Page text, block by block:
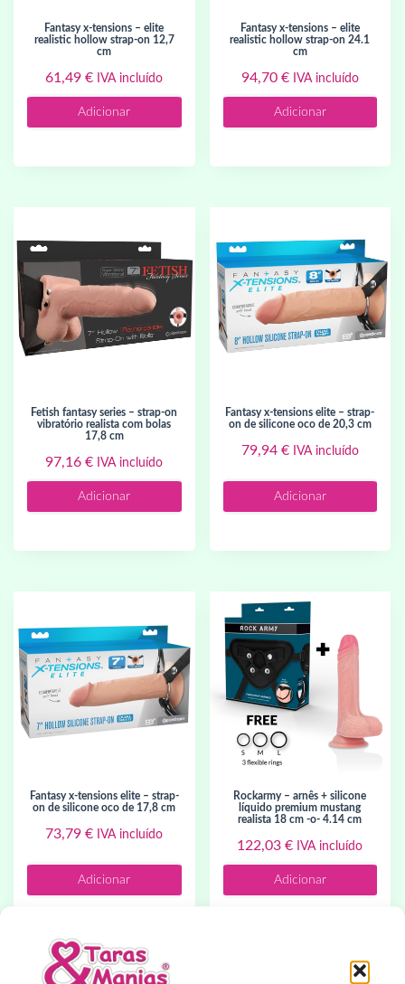
fantasy x-tensions – elite
realistic hollow strap-on 12,7
cm
61,49€ IVA incluído
Adicionar
fantasy x-tensions – elite
realistic hollow strap-on 24.1
cm
94,70 € IVA incluído
Adicionar
fetish fantasy series – strap-on
vibratório realista com bolas
17,8 cm
97,16€ IVA incluído
Adicionar
fantasy x-tensions elite – strap-
on de silicone oco de 20,3 cm
79,94 € IVA incluído
Adicionar
fantasy x-tensions elite – strap-
on de silicone oco de 17,8 cm
73,79€ IVA incluído
Adicionar
rockarmy – arnês + silicone
líquido premium mustang
realista 18 cm -o- 4.14 cm
122,03€ IVA incluído
Adicionar